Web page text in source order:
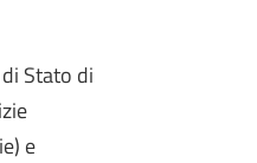
Stato di
e